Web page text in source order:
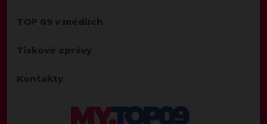
TOP 09 v médiích
Tiskové zprávy
Kontakty